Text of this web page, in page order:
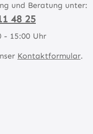
und Beratung unter:
48 25
- 15:00 Uhr
Kontaktformular.